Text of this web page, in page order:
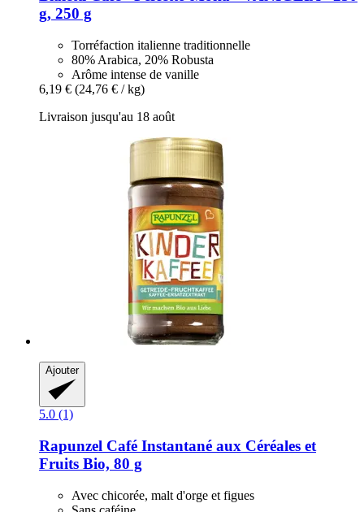
g, 250 g
Torréfaction italienne traditionnelle
80% Arabica, 20% Robusta
Arôme intense de vanille
6,19 € (24,76 € / kg)
Livraison jusqu'au 18 août
Ajouter
5.0 (1)
Rapunzel Café Instantané aux Céréales et
Fruits Bio, 80 g
Avec chicorée, malt d'orge et figues